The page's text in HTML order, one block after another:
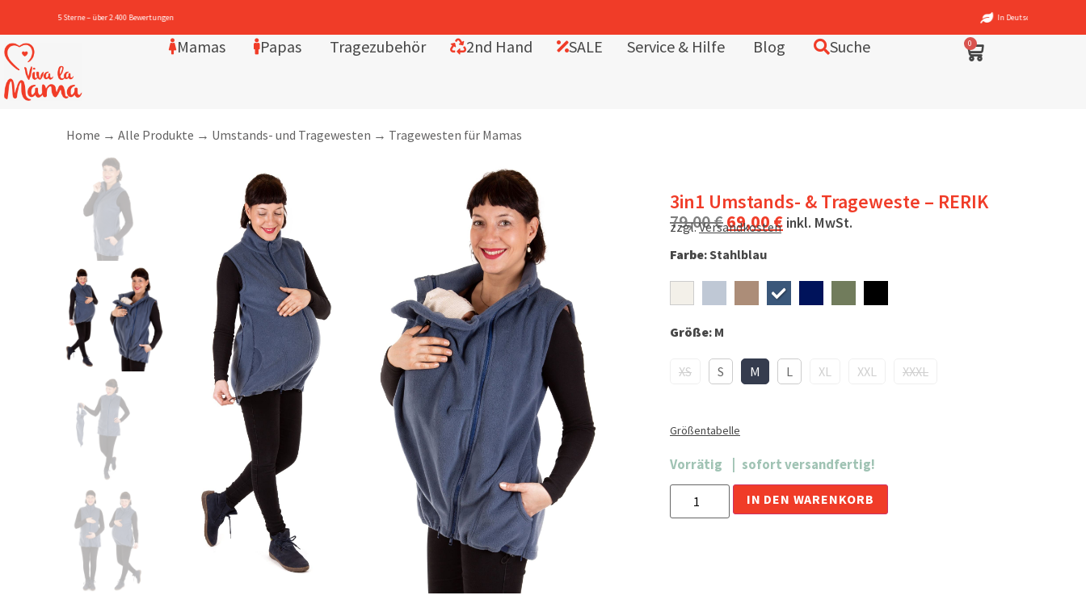
Mamas Papas Tragezubehör 2nd Hand SALE Service & Hilfe Blog Suche 0
Home → Alle Produkte → Umstands- und Tragewesten → Tragewesten für Mamas
3in1 Umstands- & Trageweste – RERIK
79,00€69,00€ inkl. MwSt.
zzgl.Versandkosten
Größe: M
XS S M L XL XXL XXXL
Größentabelle
Farbe:Stahlblau
Vorrätig sofort versandfertig!
IN DEN WARENKORB Alternative: